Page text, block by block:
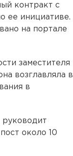
контракт с
ее инициативе.
на портале
заместителя
возглавляла в
в
около 10